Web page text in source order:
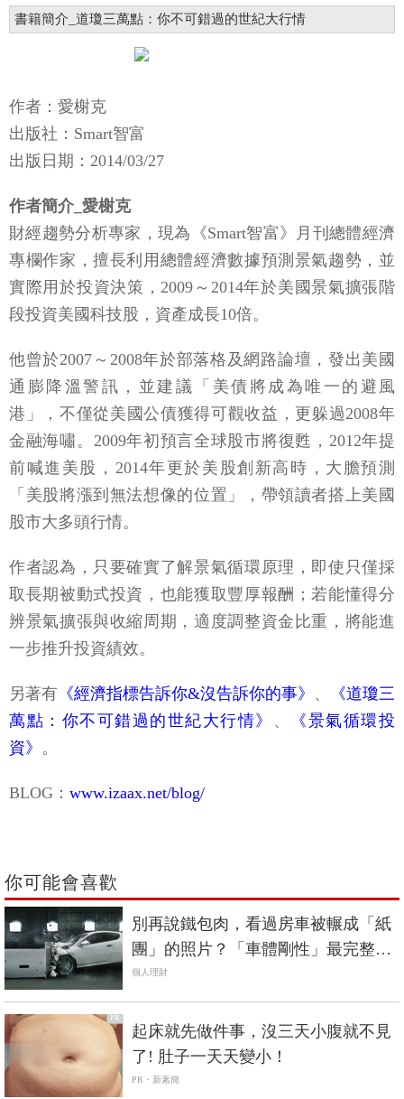
書籍簡介_道瓊三萬點：你不可錯過的世紀大行情
作者：愛榭克
出版社：Smart智富
出版日期：2014/03/27
作者簡介_愛榭克
財經趨勢分析專家，現為《Smart智富》月刊總體經濟
專欄作家，擅長利用總體經濟數據預測景氣趨勢，並
實際用於投資決策，2009～2014年於美國景氣擴張階
段投資美國科技股，資產成長10倍。
他曾於2007～2008年於部落格及網路論壇，發出美國
通膨降溫警訊，並建議「美債將成為唯一的避風
港」，不僅從美國公債獲得可觀收益，更躲過2008年
金融海嘯。2009年初預言全球股市將復甦，2012年提
前喊進美股，2014年更於美股創新高時，大膽預測
「美股將漲到無法想像的位置」，帶領讀者搭上美國
股市大多頭行情。
作者認為，只要確實了解景氣循環原理，即使只僅採
取長期被動式投資，也能獲取豐厚報酬；若能懂得分
辨景氣擴張與收縮周期，適度調整資金比重，將能進
一步推升投資績效。
另著有 《經濟指標告訴你&沒告訴你的事》 、
《道瓊三
萬點：你不可錯過的世紀大行情》
、
《景氣循環投
資》 。
BLOG： www.izaax.net/blog/
你可能會喜歡
別再說鐵包肉，看過房車被輾成「紙
團」的照片？「車體剛性」最完整解
析《中價位進口車篇》
個人理財
PR
起床就先做件事，沒三天小腹就不見
了! 肚子一天天變小！
PR・新素簡